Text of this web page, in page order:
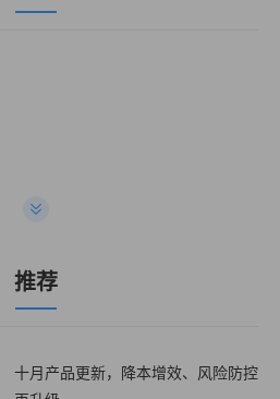
推荐
十月产品更新，降本增效、风险防控